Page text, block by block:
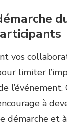
vos
limiter
à
démarche et